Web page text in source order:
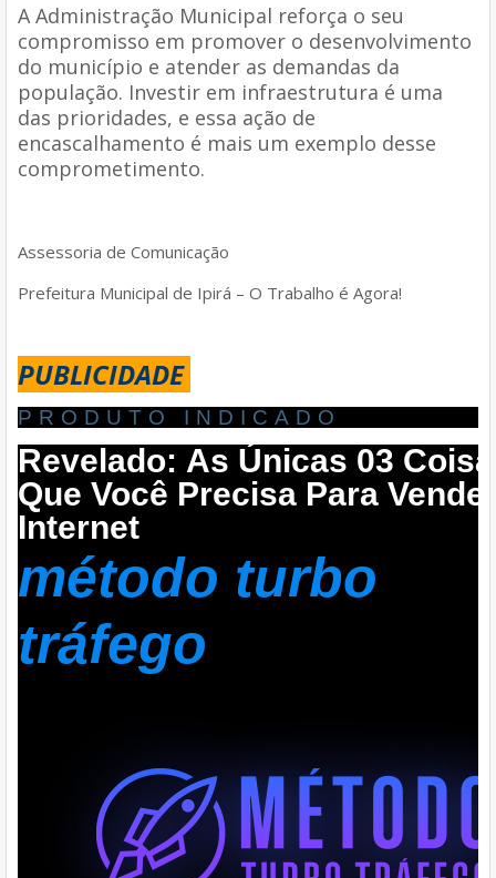
A Administração Municipal reforça o seu
compromisso em promover o desenvolvimento
do município e atender as demandas da
população. Investir em infraestrutura é uma
das prioridades, e essa ação de
encascalhamento é mais um exemplo desse
comprometimento.
Assessoria de Comunicação
Prefeitura Municipal de Ipirá – O Trabalho é Agora!
PUBLICIDADE
PRODUTO INDICADO
Revelado: As Únicas 03
Que Você Precisa Para
Internet
método turbo
tráfego